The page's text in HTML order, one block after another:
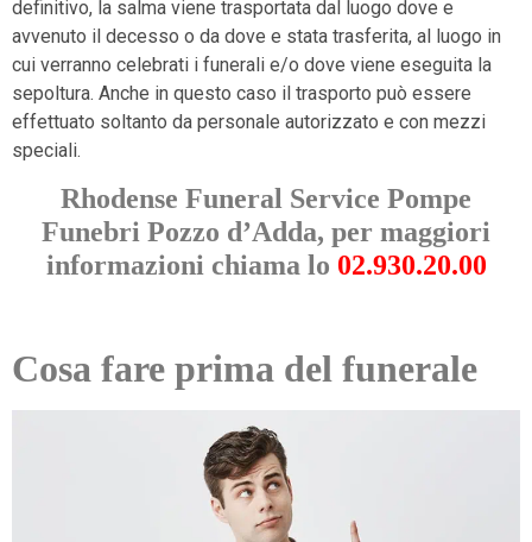
definitivo, la salma viene trasportata dal luogo dove e
avvenuto il decesso o da dove e stata trasferita, al luogo in
cui verranno celebrati i funerali e/o dove viene eseguita la
sepoltura. Anche in questo caso il trasporto può essere
effettuato soltanto da personale autorizzato e con mezzi
speciali.
Rhodense Funeral Service Pompe
Funebri Pozzo d’Adda, per maggiori
informazioni chiama lo 02.930.20.00
Cosa fare prima del funerale